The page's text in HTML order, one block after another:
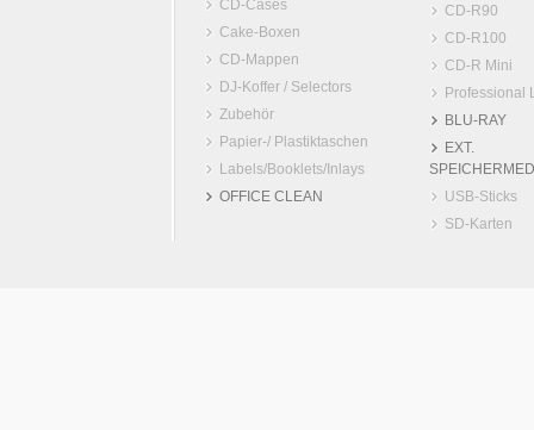
CD-Cases
Cake-Boxen
CD-Mappen
DJ-Koffer / Selectors
Zubehör
Papier-/ Plastiktaschen
Labels/Booklets/Inlays
OFFICE CLEAN
CD-R90
CD-R100
CD-R Mini
Professional
BLU-RAY
EXT.
USB-Sticks
SD-Karten